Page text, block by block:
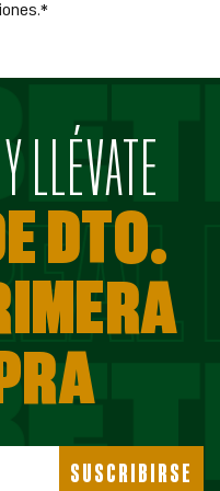
LLÉVATE
DTO.
SUSCRIBIRSE